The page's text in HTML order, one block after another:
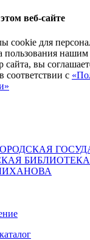
веб-сайте
cookie для
пользования нашим
вы
соответствии с